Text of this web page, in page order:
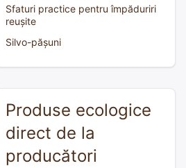
Sfaturi practice pentru împăduriri
reușite
Silvo-pășuni
Produse ecologice
direct de la
producători